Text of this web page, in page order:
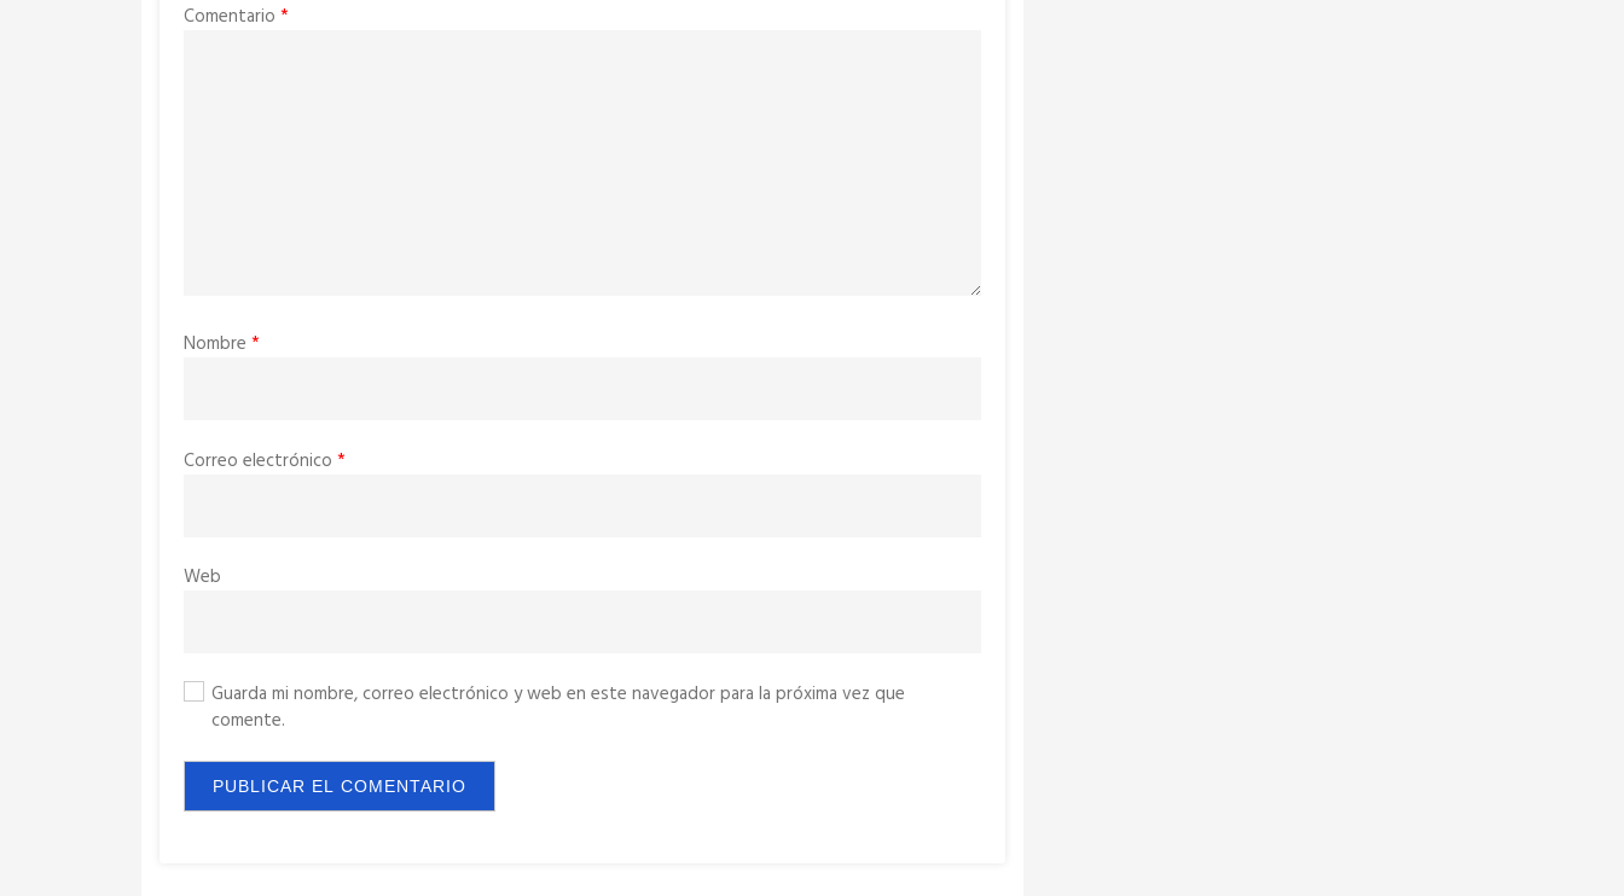
Comentario *
Nombre *
Correo electrónico *
Web
Guarda mi nombre, correo electrónico y web en este navegador para la próxima vez que
comente.